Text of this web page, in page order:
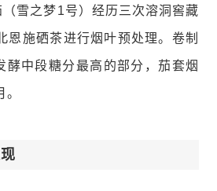
雪之梦1号）经历三次溶洞窖藏
恩施硒茶进行烟叶预处理。卷制
酵中段糖分最高的部分，茄套烟